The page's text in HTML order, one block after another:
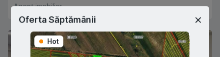
Agent imobiliar
Oferta Săptămânii
Hot